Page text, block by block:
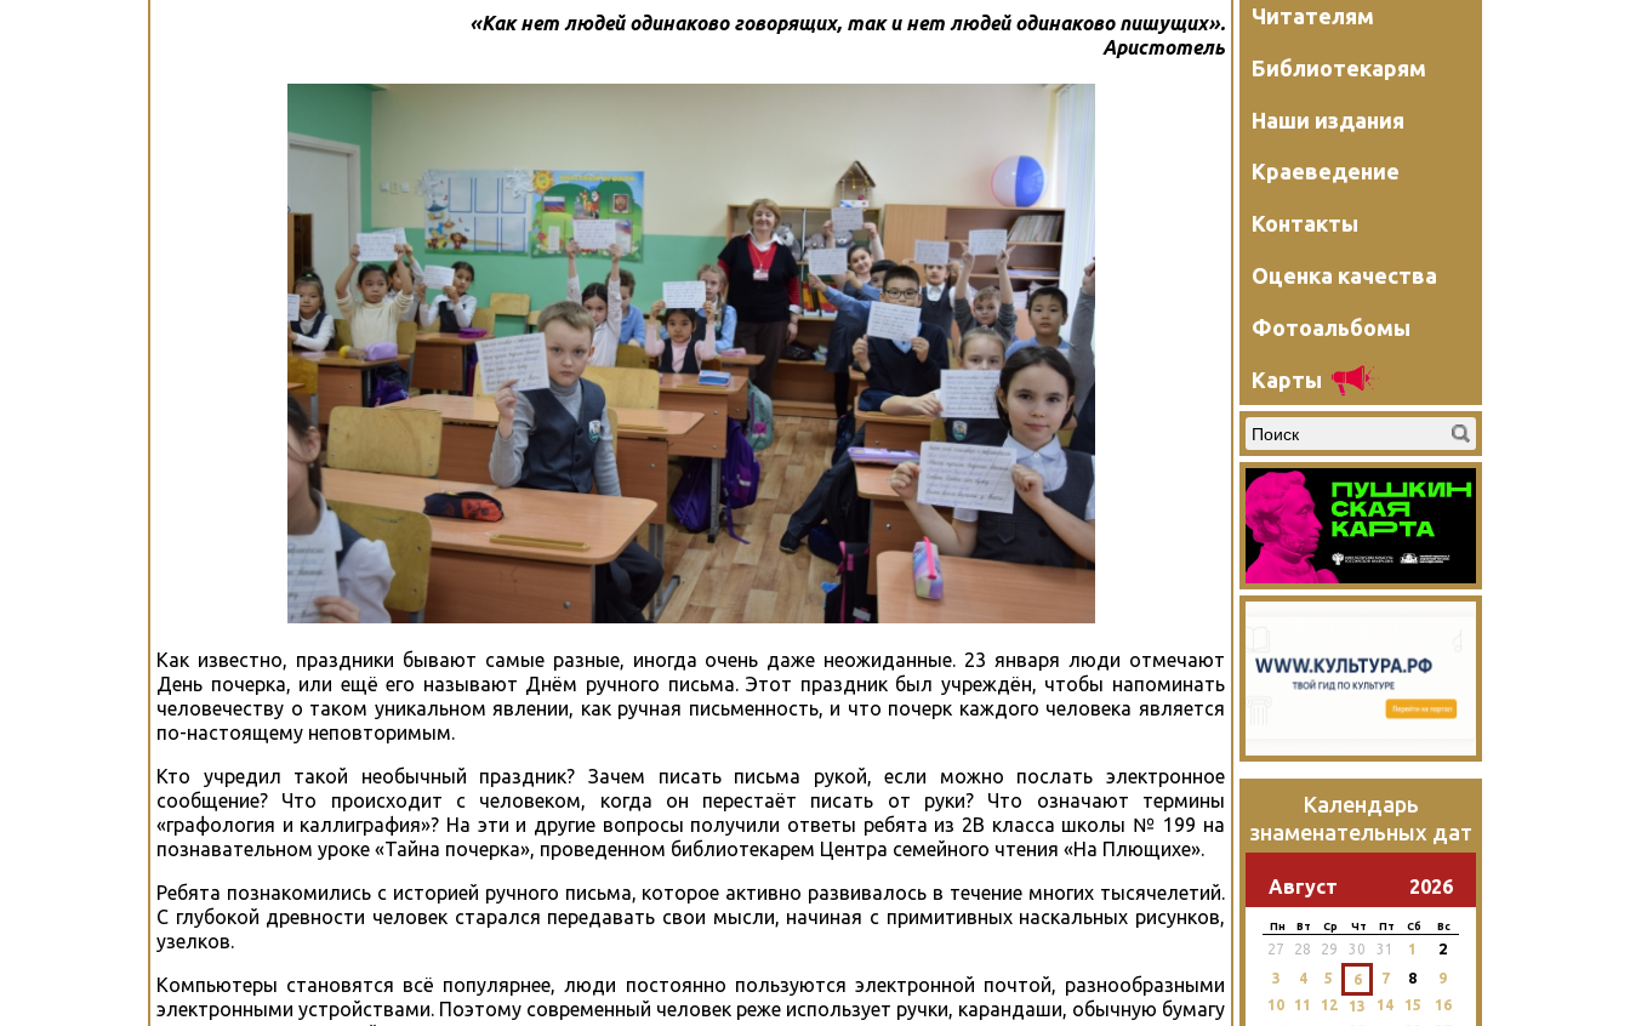
«Как нет людей одинаково говорящих, так и нет людей одинаково пишущих».
Аристотель
Как известно, праздники бывают самые разные, иногда очень даже неожиданные. 23 января люди отмечают
День почерка, или ещё его называют Днём ручного письма. Этот праздник был учреждён, чтобы напоминать
человечеству о таком уникальном явлении, как ручная письменность, и что почерк каждого человека является
по-настоящему неповторимым.
Кто учредил такой необычный праздник? Зачем писать письма рукой, если можно послать электронное
сообщение? Что происходит с человеком, когда он перестаёт писать от руки? Что означают термины
«графология и каллиграфия»? На эти и другие вопросы получили ответы ребята из 2В класса школы № 199 на
познавательном уроке «Тайна почерка», проведенном библиотекарем Центра семейного чтения «На Плющихе».
Ребята познакомились с историей ручного письма, которое активно развивалось в течение многих тысячелетий.
С глубокой древности человек старался передавать свои мысли, начиная с примитивных наскальных рисунков,
узелков.
Компьютеры становятся всё популярнее, люди постоянно пользуются электронной почтой, разнообразными
электронными устройствами. Поэтому современный человек реже использует ручки, карандаши, обычную бумагу
Читателям
Библиотекарям
Наши издания
Краеведение
Контакты
Оценка качества
Фотоальбомы
Карты
Календарь
знаменательных дат
Август 2026
Пн Вт Ср Чт Пт Сб Вс
27 28 29 30 31 1 2
3 4 5 6 7 8
9
10
11 12 13 14 15
16